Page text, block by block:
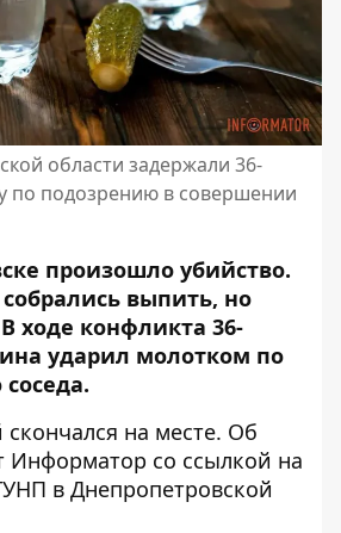
области задержали 36-
по подозрению в совершении
произошло убийство.
выпить, но
ходе конфликта 36-
ударил молотком по
соседа.
на месте. Об
Информатор со ссылкой на
в Днепропетровской